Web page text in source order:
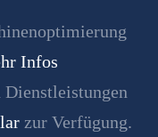
Infos
Dienstleistungen
zur Verfügung.